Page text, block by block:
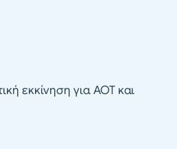
εκκίνηση για ΑΟΤ και